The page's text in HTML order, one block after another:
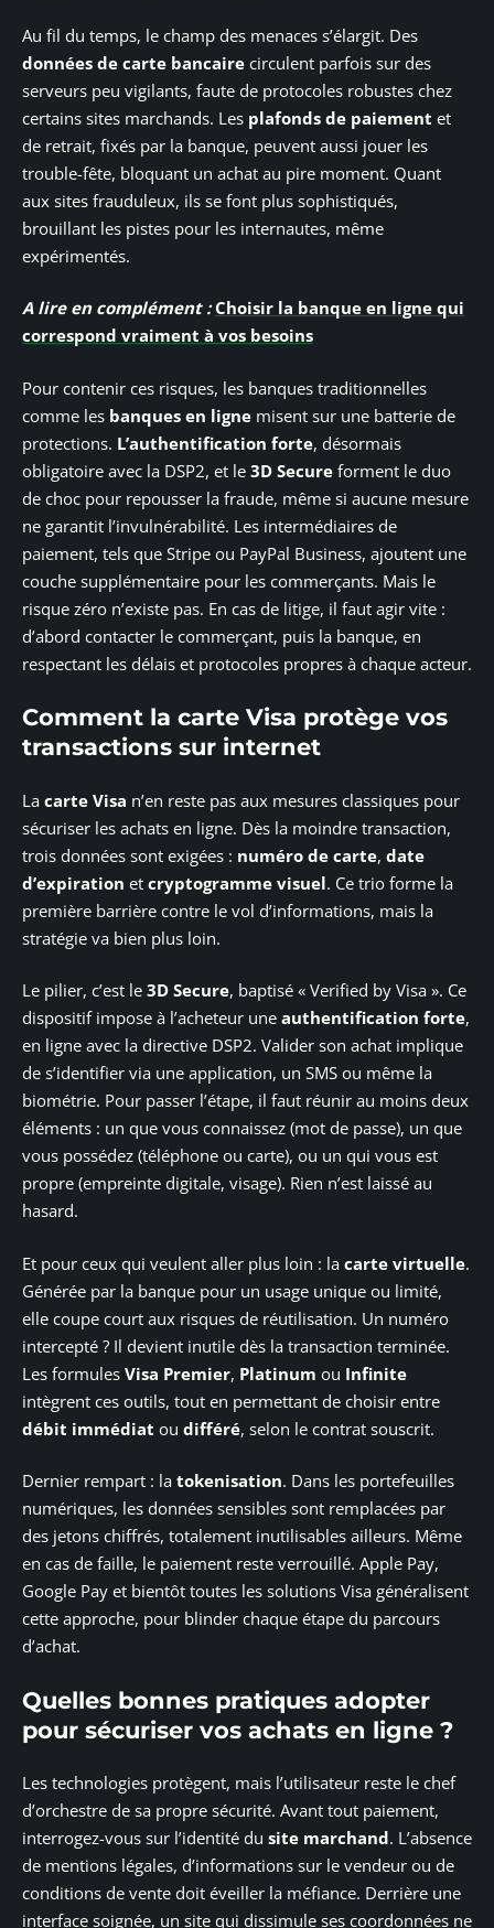
Au fil du temps, le champ des menaces s’élargit. Des
données de carte bancaire circulent parfois sur des
serveurs peu vigilants, faute de protocoles robustes chez
certains sites marchands. Les plafonds de paiement et
de retrait, fixés par la banque, peuvent aussi jouer les
trouble-fête, bloquant un achat au pire moment. Quant
aux sites frauduleux, ils se font plus sophistiqués,
brouillant les pistes pour les internautes, même
expérimentés.
A lire en complément : Choisir la banque en ligne qui
correspond vraiment à vos besoins
Pour contenir ces risques, les banques traditionnelles
comme les banques en ligne misent sur une batterie de
protections. L’authentification forte, désormais
obligatoire avec la DSP2, et le 3D Secure forment le duo
de choc pour repousser la fraude, même si aucune mesure
ne garantit l’invulnérabilité. Les intermédiaires de
paiement, tels que Stripe ou PayPal Business, ajoutent une
couche supplémentaire pour les commerçants. Mais le
risque zéro n’existe pas. En cas de litige, il faut agir vite :
d’abord contacter le commerçant, puis la banque, en
respectant les délais et protocoles propres à chaque acteur.
Comment la carte Visa protège vos
transactions sur internet
La carte Visa n’en reste pas aux mesures classiques pour
sécuriser les achats en ligne. Dès la moindre transaction,
trois données sont exigées : numéro de carte, date
d’expiration et cryptogramme visuel. Ce trio forme la
première barrière contre le vol d’informations, mais la
stratégie va bien plus loin.
Le pilier, c’est le 3D Secure, baptisé « Verified by Visa ». Ce
dispositif impose à l’acheteur une authentification forte,
en ligne avec la directive DSP2. Valider son achat implique
de s’identifier via une application, un SMS ou même la
biométrie. Pour passer l’étape, il faut réunir au moins deux
éléments : un que vous connaissez (mot de passe), un que
vous possédez (téléphone ou carte), ou un qui vous est
propre (empreinte digitale, visage). Rien n’est laissé au
hasard.
Et pour ceux qui veulent aller plus loin : la carte virtuelle.
Générée par la banque pour un usage unique ou limité,
elle coupe court aux risques de réutilisation. Un numéro
intercepté ? Il devient inutile dès la transaction terminée.
Les formules Visa Premier, Platinum ou Infinite
intègrent ces outils, tout en permettant de choisir entre
débit immédiat ou différé, selon le contrat souscrit.
Dernier rempart : la tokenisation. Dans les portefeuilles
numériques, les données sensibles sont remplacées par
des jetons chiffrés, totalement inutilisables ailleurs. Même
en cas de faille, le paiement reste verrouillé. Apple Pay,
Google Pay et bientôt toutes les solutions Visa généralisent
cette approche, pour blinder chaque étape du parcours
d’achat.
Quelles bonnes pratiques adopter
pour sécuriser vos achats en ligne ?
Les technologies protègent, mais l’utilisateur reste le chef
d’orchestre de sa propre sécurité. Avant tout paiement,
interrogez-vous sur l’identité du site marchand. L’absence
de mentions légales, d’informations sur le vendeur ou de
conditions de vente doit éveiller la méfiance. Derrière une
interface soignée, un site qui dissimule ses coordonnées ne